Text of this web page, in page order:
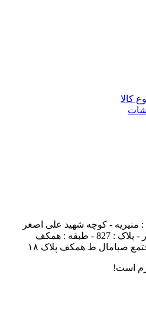
کالا
منیریه - کوچه شهید علی اصغر
طبقه : همکف
صبامال ط همکف پلاک ۱۸
است!